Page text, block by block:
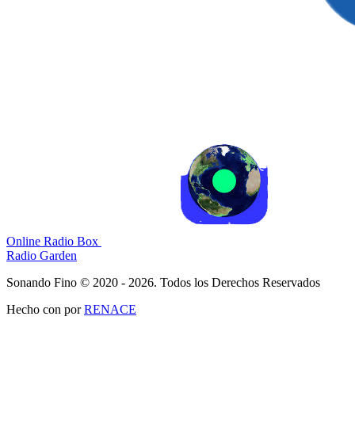
Online Radio Box
Radio Garden
Sonando Fino © 2020 - 2026. Todos los Derechos Reservados
Hecho con porRENACE